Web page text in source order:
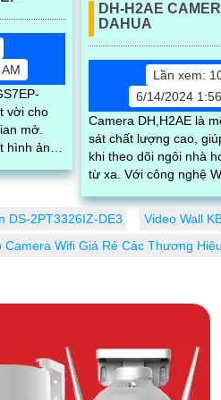
vời cho
mở.
hình ảnh
DH-H2AE
DAHUA
Lần xem:
6/14/2024
Camera DH,H2AE là
sát chất lượng cao,
khi theo dõi ngôi nhà
từ xa. Với công nghệ Wifi tiên tiến, bạn
xa thông qua ứng
bằng vài thao tác đơn
DS-2PT3326IZ-DE3
Video Wall
Camera Wifi Giá Rẻ Các Thương Hiệu